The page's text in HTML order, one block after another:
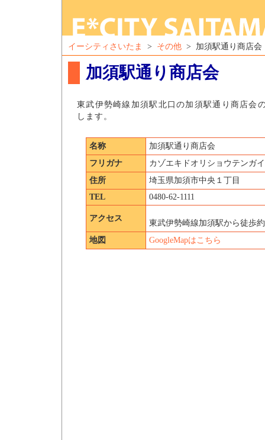
イーシティさいたま > その他 > 加須駅通り商店会
加須駅通り商店会
東武伊勢崎線加須駅北口の加須駅通り商店会
します。
名称
加須駅通り商店会
フリガナ
カゾエキドオリショウテンガイ
住所
埼玉県加須市中央１丁目
TEL
0480-62-1111
アクセス
東武伊勢崎線加須駅から徒歩
地図
GoogleMapはこちら